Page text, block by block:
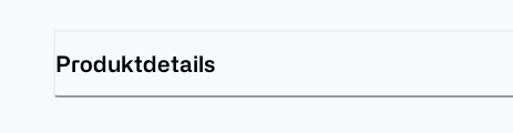
Produktdetails